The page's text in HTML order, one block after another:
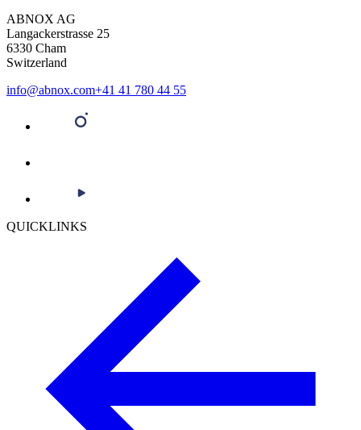
ABNOX AG
Langackerstrasse 25
6330 Cham
Switzerland
info@abnox.com+41 41 780 44 55
QUICKLINKS